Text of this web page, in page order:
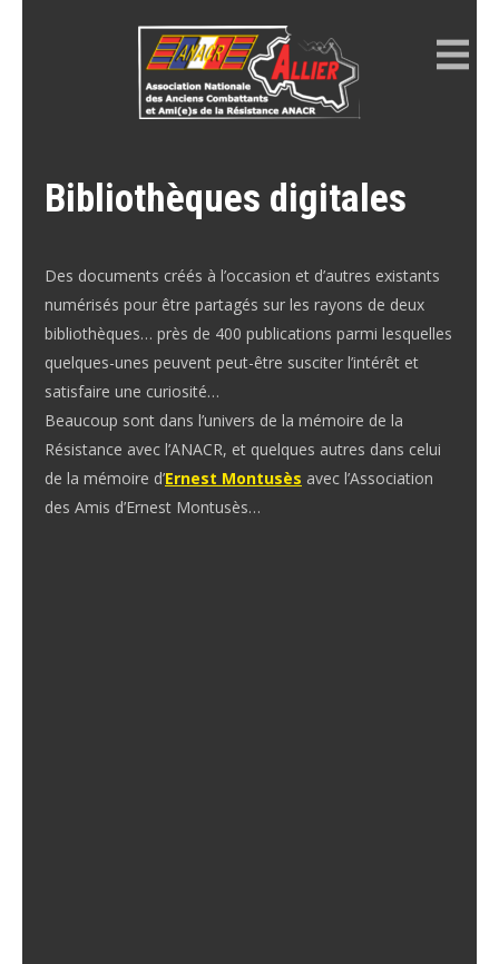
Bibliothèques digitales
Des documents créés à l’occasion et d’autres existants
numérisés pour être partagés sur les rayons de deux
bibliothèques… près de 400 publications parmi lesquelles
quelques-unes peuvent peut-être susciter l’intérêt et
satisfaire une curiosité…
Beaucoup sont dans l’univers de la mémoire de la
Résistance avec l’ANACR, et quelques autres dans celui
de la mémoire d’Ernest Montusès avec l’Association
des Amis d’Ernest Montusès…